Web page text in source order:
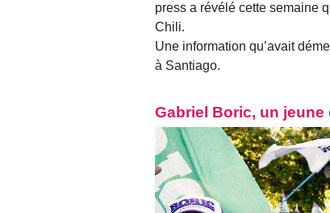
press a révélé cette semaine
Chili.
Une information qu’avait
à Santiago.
Gabriel Boric, un jeune